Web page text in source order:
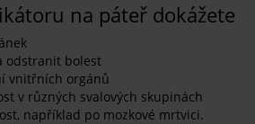
na páteř dokážete
odstranit bolest
vnitřních orgánů
v různých svalových skupinách
například po mozkové mrtvici.